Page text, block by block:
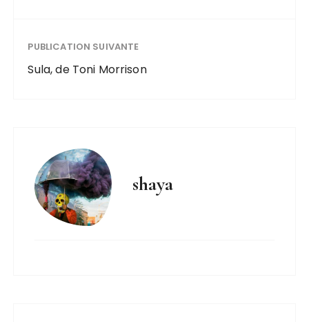
PUBLICATION SUIVANTE
Sula, de Toni Morrison
shaya